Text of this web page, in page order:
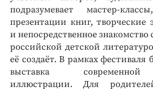
подразумевает мастер-
презентации книг, творческие
и непосредственное знакомство
российской детской
её создаёт. В рамках фестиваля
выставка
иллюстрации. Для